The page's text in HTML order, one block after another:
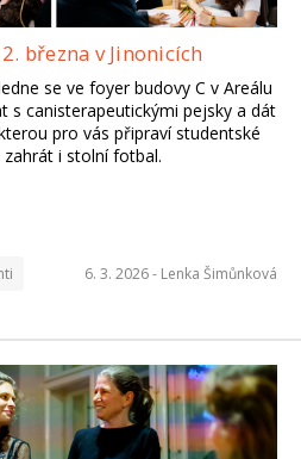
března v Jinonicích
se ve foyer budovy C v Areálu
s canisterapeutickými pejsky a dát
pro vás připraví studentské
i stolní fotbal.
6. 3. 2026 - Lenka Šimůnková